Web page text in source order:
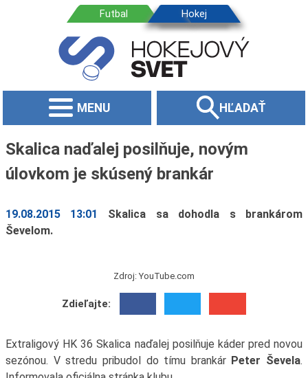
MENU HĽADAŤ
Skalica naďalej posilňuje, novým
úlovkom je skúsený brankár
19.08.2015 13:01
Skalica sa dohodla s brankárom
Ševelom.
Zdroj: YouTube.com
Zdieľajte:
Extraligový HK 36 Skalica naďalej posilňuje káder pred novou
sezónou. V stredu pribudol do tímu brankár Peter Ševela.